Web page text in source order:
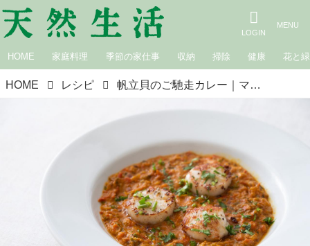
HOME 家庭料理 季節の家仕事 収納 掃除 健康 花と緑
HOME レシピ 帆立貝のご馳走カレー｜マバニ・マサコの本格スパイス料理